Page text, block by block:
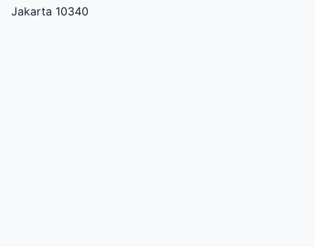
Jakarta 10340